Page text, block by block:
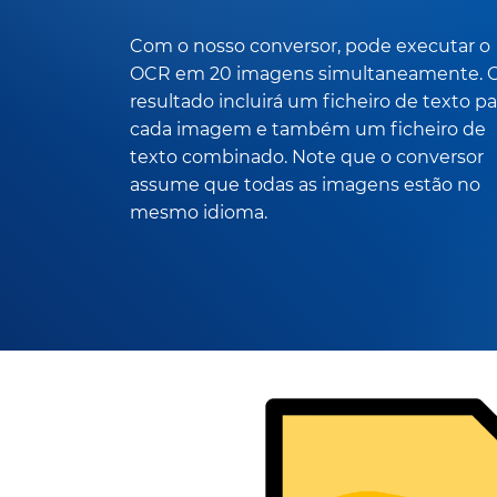
Com o nosso conversor, pode executar o
OCR em 20 imagens simultaneamente.
resultado incluirá um ficheiro de texto
cada imagem e também um ficheiro de
texto combinado. Note que o conversor
assume que todas as imagens estão no
mesmo idioma.